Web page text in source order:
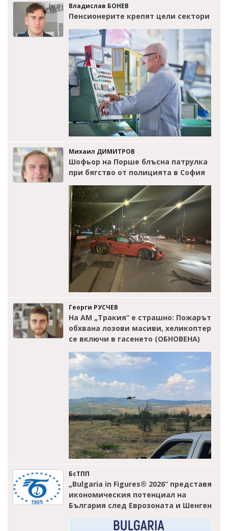
Владислав БОНЕВ
Пенсионерите крепят цели сектори
Михаил ДИМИТРОВ
Шофьор на Порше блъсна патрулка
при бягство от полицията в София
Георги РУСЧЕВ
На АМ „Тракия” е страшно: Пожарът
обхвана лозови масиви, хеликоптер
се включи в гасенето (ОБНОВЕНА)
БсТПП
„Bulgaria in Figures® 2026“ представя
икономическия потенциал на
България след Еврозоната и Шенген